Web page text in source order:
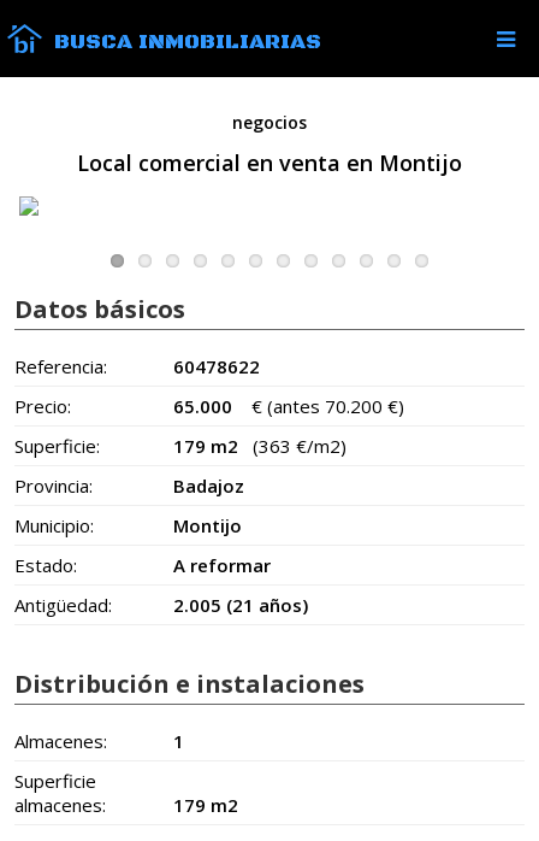
BUSCA INMOBILIARIAS
negocios
Local comercial en venta en Montijo
Datos básicos
Referencia:
60478622
Precio:
65.000 € (antes 70.200 €)
Superficie:
179 m2
(363 €/m2)
Provincia:
Badajoz
Municipio:
Montijo
Estado:
A reformar
Antigüedad:
2.005 (21 años)
Distribución e instalaciones
Almacenes:
1
Superficie
almacenes:
179 m2